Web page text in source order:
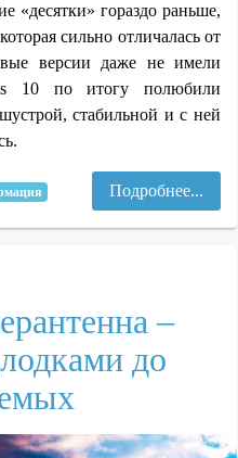
«десятки» гораздо раньше,
сильно отличалась от
версии даже не имели
10 по итогу полюбили
стабильной и с ней
Подробнее...
–
до